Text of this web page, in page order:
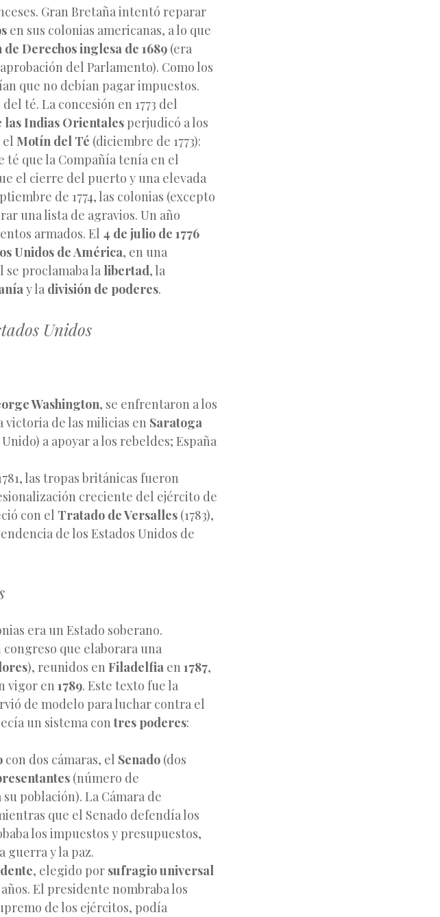
Gran Bretaña intentó reparar
en sus colonias americanas, a lo que
Derechos inglesa de 1689 (era
del Parlamento). Como los
que no debían pagar impuestos.
té. La concesión en 1773 del
las Indias Orientales perjudicó a los
el Motín del Té (diciembre de 1773):
té que la Compañía tenía en el
el cierre del puerto y una elevada
de 1774, las colonias (excepto
una lista de agravios. Un año
armados. El 4 de julio de 1776
Unidos de América, en una
se proclamaba la libertad, la
y la división de poderes.
Unidos
Washington, se enfrentaron a los
de las milicias en Saratoga
a apoyar a los rebeldes; España
las tropas británicas fueron
creciente del ejército de
con el Tratado de Versalles (1783),
de los Estados Unidos de
era un Estado soberano.
que elaborara una
), reunidos en Filadelfia en 1787,
vigor en 1789. Este texto fue la
de modelo para luchar contra el
un sistema contres poderes:
con dos cámaras, el Senado (dos
(número de
población). La Cámara de
que el Senado defendía los
los impuestos y presupuestos,
guerra y la paz.
, elegido por sufragio universal
El presidente nombraba los
de los ejércitos, podía